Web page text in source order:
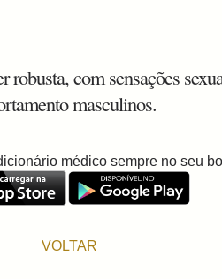
robusta, com sensações
masculinos.
médico sempre no seu
VOLTAR